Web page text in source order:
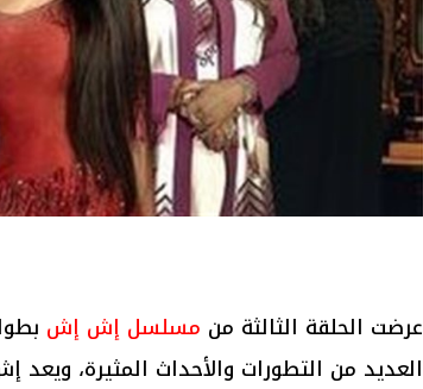
عرضت الحلقة الثالثة من مسلسل إش إش
العديد من التطورات والأحداث المثيرة، ويعد